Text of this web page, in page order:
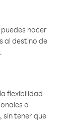
hacer
al destino de
flexibilidad
a
sin tener que